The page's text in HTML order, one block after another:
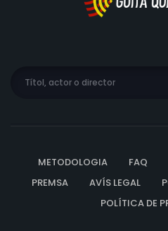
METODOLOGIA FAQ
PREMSA
AVÍS LEGAL
POLÍTICA DE